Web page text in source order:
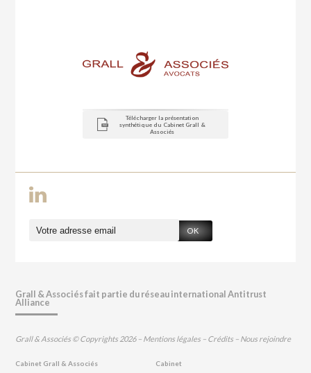
Télécharger la présentation
synthétique du Cabinet Grall &
Associés
OK
Grall & Associés fait partie du réseau international Antitrust
Alliance
Grall & Associés © Copyrights 2026 – Mentions légales – Crédits – Nous rejoindre
Cabinet Grall & Associés Cabinet